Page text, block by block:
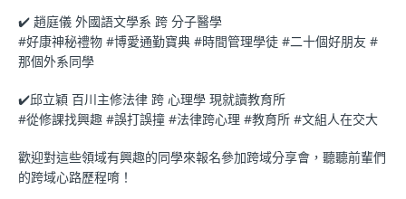
✔️ 趙庭儀 外國語文學系 跨 分子醫學
#好康神秘禮物 #博愛通勤寶典 #時間管理學徒 #二十個好朋友 #
那個外系同學
✔️邱立穎 百川主修法律 跨 心理學 現就讀教育所
#從修課找興趣 #誤打誤撞 #法律跨心理 #教育所 #文組人在交大
歡迎對這些領域有興趣的同學來報名參加跨域分享會，聽聽前輩們
的跨域心路歷程唷！